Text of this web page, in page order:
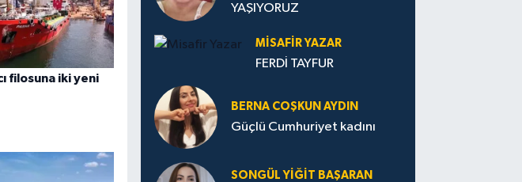
filosuna iki yeni
YAŞIYORUZ
MISAFIR YAZAR
FERDİ TAYFUR
BERNA COŞKUN AYDIN
Güçlü Cumhuriyet kadını
SONGÜL YIĞIT BAŞARAN